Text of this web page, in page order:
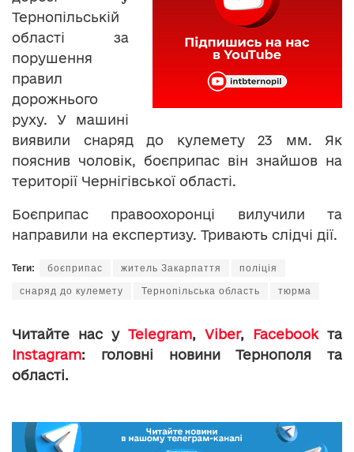
Тернопільській
області за
порушення
правил
дорожнього
руху. У машині
виявили снаряд до кулемету 23 мм. Як
пояснив чоловік, боєприпас він знайшов на
території Чернігівської області.
Боєприпас правоохоронці вилучили та
направили на експертизу. Тривають слідчі дії.
Теги: боєприпас житель Закарпаття поліція
снаряд до кулемету Тернопільська область тюрма
Читайте нас у Telegram, Viber, Facebookта
Instagram: головні новини Тернополя та
області.